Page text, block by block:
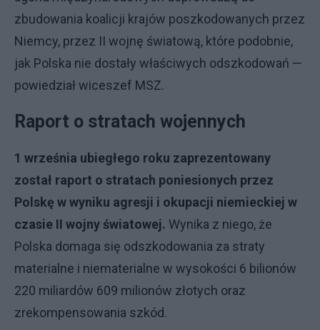
zbudowania koalicji krajów poszkodowanych przez
Niemcy, przez II wojnę światową, które podobnie,
jak Polska nie dostały właściwych odszkodowań —
powiedział wiceszef MSZ.
Raport o stratach wojennych
1 września ubiegłego roku zaprezentowany
został raport o stratach poniesionych przez
Polskę w wyniku agresji i okupacji niemieckiej w
czasie II wojny światowej. Wynika z niego, że
Polska domaga się odszkodowania za straty
materialne i niematerialne w wysokości 6 bilionów
220 miliardów 609 milionów złotych oraz
zrekompensowania szkód.